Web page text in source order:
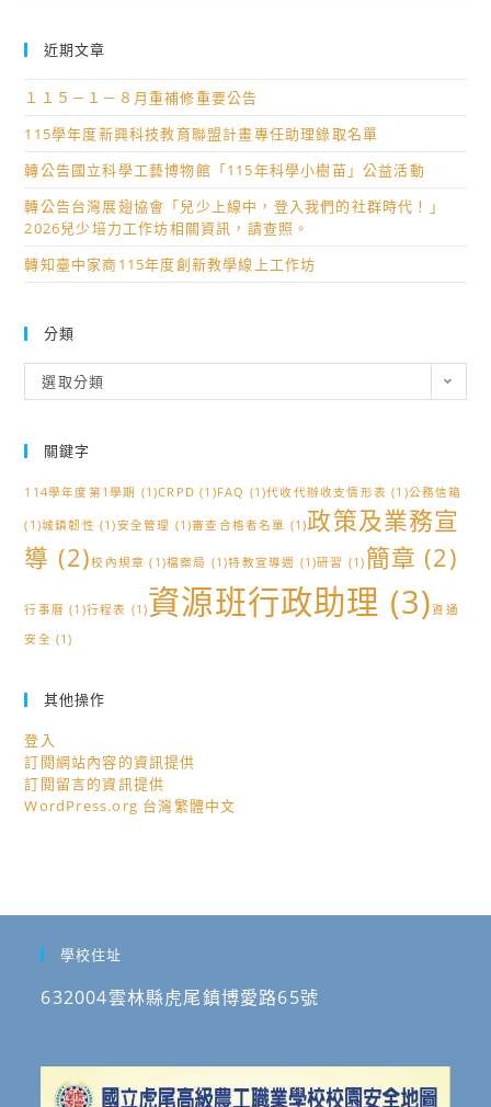
近期文章
１１５－１－８月重補修重要公告
115學年度新興科技教育聯盟計畫專任助理錄取名單
轉公告國立科學工藝博物館「115年科學小樹苗」公益活動
轉公告台灣展翅協會「兒少上線中，登入我們的社群時代！」
2026兒少培力工作坊相關資訊，請查照。
轉知臺中家商115年度創新教學線上工作坊
分類
類
選取分類
關鍵字
114學年度第1學期 (1)CRPD (1)FAQ (1)代收代辦收支情形表 (1)公務信箱
(1)城鎮韌性 (1)安全管理 (1)審查合格者名單 (1)政策及業務宣
導 (2)校內規章 (1)檔案局 (1)特教宣導週 (1)研習 (1) 簡章 (2)
行事曆 (1)行程表 (1)資源班行政助理 (3)資通
安全 (1)
其他操作
登入
訂閱網站內容的資訊提供
訂閱留言的資訊提供
WordPress.org 台灣繁體中文
學校住址
632004雲林縣虎尾鎮博愛路65號